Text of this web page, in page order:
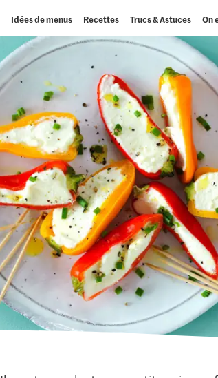
Idées de menus Recettes Trucs & Astuces On